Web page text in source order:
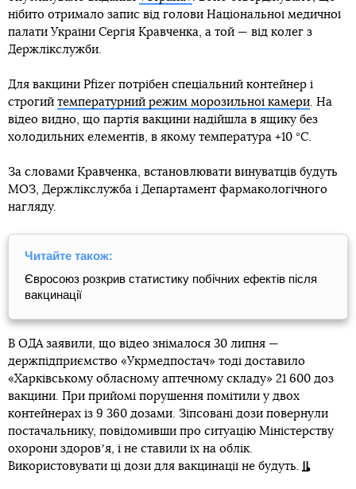
нібито отримало запис від голови Національної медичної
палати України Сергія Кравченка, а той — від колег з
Держлікслужби.
Для вакцини Pfizer потрібен спеціальний контейнер і
строгий температурний режим морозильної камери. На
відео видно, що партія вакцини надійшла в ящику без
холодильних елементів, в якому температура +10 °C.
За словами Кравченка, встановлювати винуватців будуть
МОЗ, Держлікслужба і Департамент фармакологічного
нагляду.
Читайте також:
Євросоюз розкрив статистику побічних ефектів після
вакцинації
В ОДА заявили, що відео знімалося 30 липня —
держпідприємство «Укрмедпостач» тоді доставило
«Харківському обласному аптечному складу» 21 600 доз
вакцини. При прийомі порушення помітили у двох
контейнерах із 9 360 дозами. Зіпсовані дози повернули
постачальнику, повідомивши про ситуацію Міністерству
охорони здоровʼя, і не ставили їх на облік.
Використовувати ці дози для вакцинації не будуть.